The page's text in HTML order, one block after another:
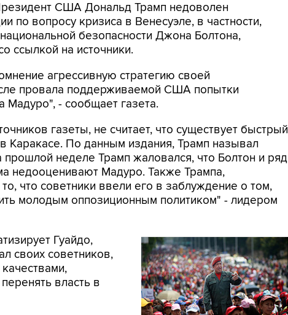
США Дональд Трамп недоволен
по вопросу кризиса в Венесуэле, в частности,
безопасности Джона Болтона,
ссылкой на источники.
агрессивную стратегию своей
провала поддерживаемой США попытки
Мадуро", - сообщает газета.
газеты, не считает, что существует быстрый
Каракасе. По данным издания, Трамп называл
неделе Трамп жаловался, что Болтон и ряд
недооценивают Мадуро. Также Трампа,
что советники ввели его в заблуждение о том,
молодым оппозиционным политиком" - лидером
Гуайдо,
своих советников,
власть в